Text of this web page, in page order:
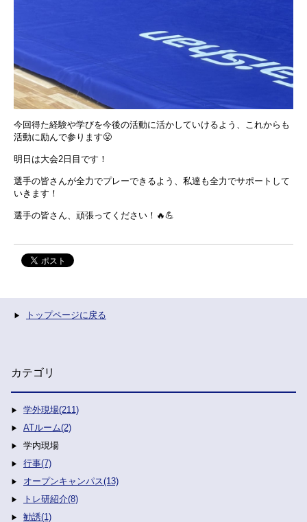
今回得た経験や学びを今後の活動に活かしていけるよう、これからも
活動に励んで参ります😤
明日は大会2日目です！
選手の皆さんが全力でプレーできるよう、私達も全力でサポートして
いきます！
選手の皆さん、頑張ってください！🔥💪
トップページに戻る
カテゴリ
学外現場(211)
ATルーム(2)
学内現場
行事(7)
オープンキャンパス(13)
トレ研紹介(8)
勧誘(1)